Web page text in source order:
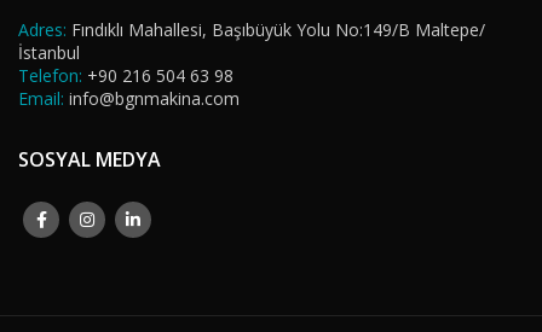
Adres: Fındıklı Mahallesi, Başıbüyük Yolu No:149/B Maltepe/
İstanbul
Telefon: +90 216 504 63 98
Email: info@bgnmakina.com
SOSYAL MEDYA